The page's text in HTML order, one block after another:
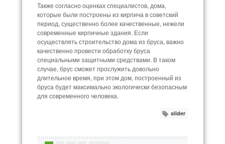
Также согласно оценках специалистов, дома,
которые были построены из кирпича в советский
период, существенно более качественные, нежели
современные кирпичные здания. Если
осуществлять строительство дома из бруса, важно
качественно провести обработку бруса
специальными защитными средствами. В таком
случае, брус сможет прослужить довольно
длительное время, при этом дом, построенный из
бруса будет максимально экологически безопасным
для современного человека.
slider